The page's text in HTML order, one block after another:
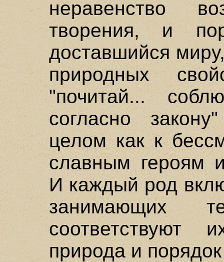
неравенство
творения, и
доставшийся
природных
"почитай...
согласно
целом как к
славным героям
И каждый род
занимающих
соответствуют
природа и